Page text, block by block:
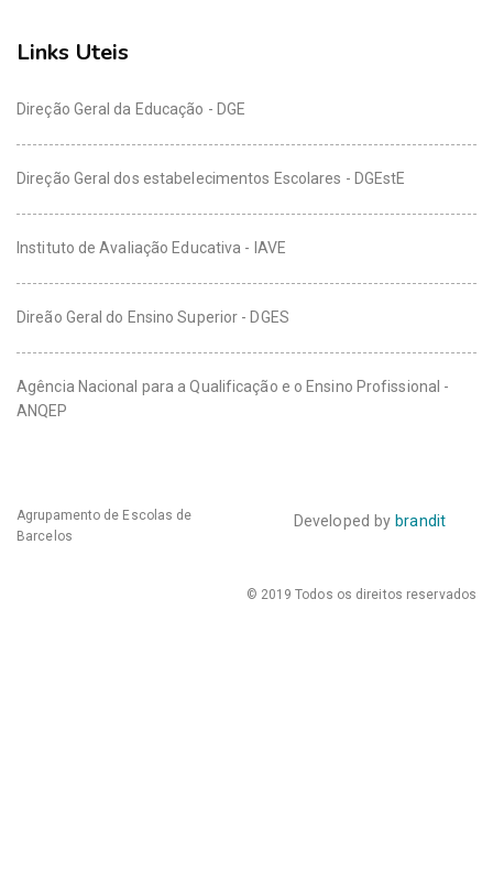
Links Uteis
Direção Geral da Educação - DGE
Direção Geral dos estabelecimentos Escolares - DGEstE
Instituto de Avaliação Educativa - IAVE
Direão Geral do Ensino Superior - DGES
Agência Nacional para a Qualificação e o Ensino Profissional -
ANQEP
Agrupamento de Escolas de
Barcelos
Developed by brandit
© 2019 Todos os direitos reservados